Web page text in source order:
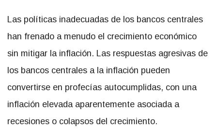
Las políticas inadecuadas de los bancos centrales
han frenado a menudo el crecimiento económico
sin mitigar la inflación. Las respuestas agresivas de
los bancos centrales a la inflación pueden
convertirse en profecías autocumplidas, con una
inflación elevada aparentemente asociada a
recesiones o colapsos del crecimiento.